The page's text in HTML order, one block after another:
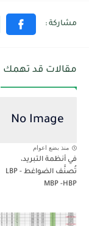
مقالات قد تهمك
منذ بضع اعوام
في أنظمة التبريد،
تُصنَّف الضواغط LBP -
MBP -HBP